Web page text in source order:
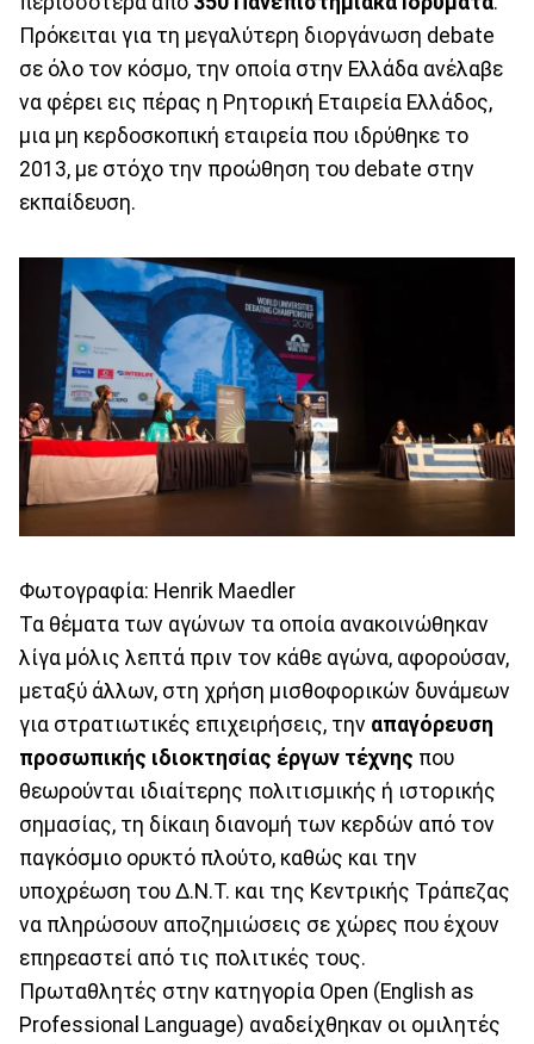
Πρόκειται για τη μεγαλύτερη διοργάνωση debate
σε όλο τον κόσμο, την οποία στην Ελλάδα ανέλαβε
να φέρει εις πέρας η Ρητορική Εταιρεία Ελλάδος,
μια μη κερδοσκοπική εταιρεία που ιδρύθηκε το
2013, με στόχο την προώθηση του debate στην
εκπαίδευση.
Φωτογραφία: Henrik Maedler
Τα θέματα των αγώνων τα οποία ανακοινώθηκαν
λίγα μόλις λεπτά πριν τον κάθε αγώνα, αφορούσαν,
μεταξύ άλλων, στη χρήση μισθοφορικών δυνάμεων
για στρατιωτικές επιχειρήσεις, την απαγόρευση
προσωπικής ιδιοκτησίας έργων τέχνης που
θεωρούνται ιδιαίτερης πολιτισμικής ή ιστορικής
σημασίας, τη δίκαιη διανομή των κερδών από τον
παγκόσμιο ορυκτό πλούτο, καθώς και την
υποχρέωση του Δ.Ν.Τ. και της Κεντρικής Τράπεζας
να πληρώσουν αποζημιώσεις σε χώρες που έχουν
επηρεαστεί από τις πολιτικές τους.
Πρωταθλητές στην κατηγορία Open (English as
Professional Language) αναδείχθηκαν οι ομιλητές